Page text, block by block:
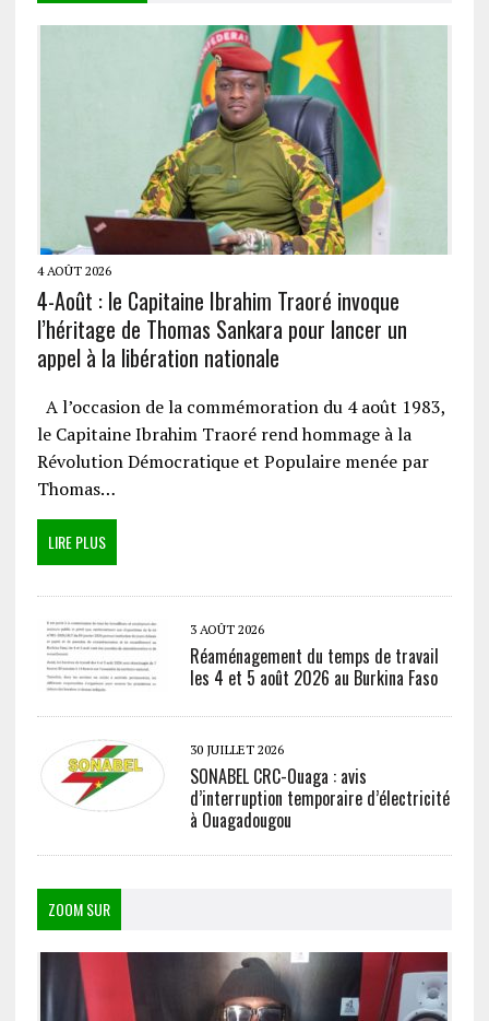
4 AOÛT 2026
4-Août : le Capitaine Ibrahim Traoré invoque
l’héritage de Thomas Sankara pour lancer un
appel à la libération nationale
A l’occasion de la commémoration du 4 août 1983,
le Capitaine Ibrahim Traoré rend hommage à la
Révolution Démocratique et Populaire menée par
Thomas…
LIRE PLUS
3 AOÛT 2026
Réaménagement du temps de travail
les 4 et 5 août 2026 au Burkina Faso
30 JUILLET 2026
SONABEL CRC-Ouaga : avis
d’interruption temporaire d’électricité
à Ouagadougou
ZOOM SUR